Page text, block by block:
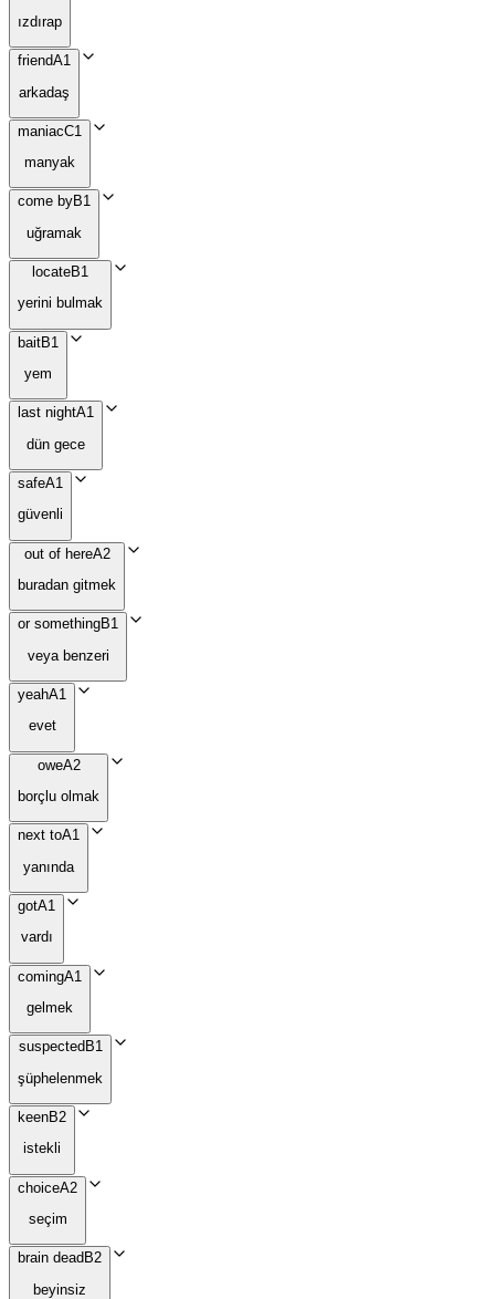
ızdırap
friendA1
arkadaş
maniacC1
manyak
come byB1
uğramak
locateB1
yerini bulmak
baitB1
yem
last nightA1
dün gece
safeA1
güvenli
out of hereA2
buradan gitmek
or somethingB1
veya benzeri
yeahA1
evet
oweA2
borçlu olmak
next toA1
yanında
gotA1
vardı
comingA1
gelmek
suspected B1
şüphelenmek
keenB2
istekli
choiceA2
seçim
brain dead B2
beyinsiz